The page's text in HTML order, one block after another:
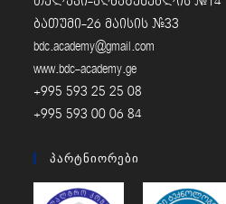
ბათუმი-26 მაისის #33
bdc.academy@gmail.com
www.bdc-academy.ge
+995 593 25 25 08
+995 593 00 06 84
Პარტნიორები